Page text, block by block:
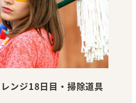
ンジ18日目・掃除道具